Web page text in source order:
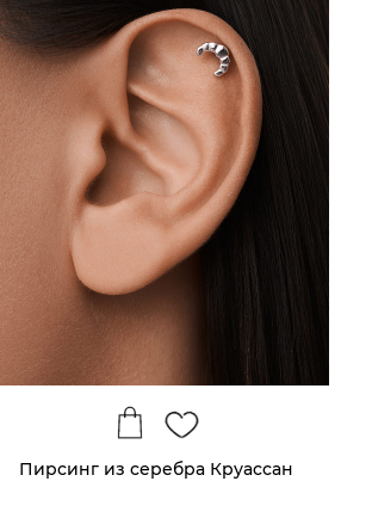
Пирсинг из серебра Круассан